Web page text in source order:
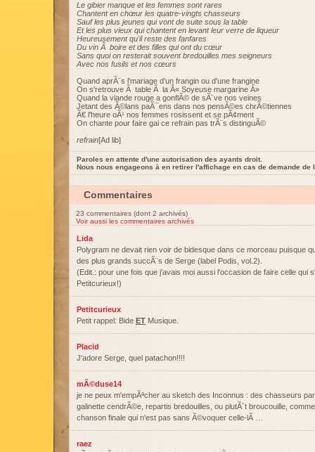
Le gibier manque et les femmes sont rares
Chantent en chœur les quatre-vingts chasseurs
Sauf les plus jeunes qui vont de suite sous la table
Et les plus vieux qui chantent en levant leur verre de liqueur
Heureusement qu'il reste des fanfares
Du vin Ã boire et des filles qui ont du cœur
Sans quoi on resterait souvent bredouilles mes seigneurs
Avec nos fusils et nos cœurs
Quand aprÃ¨s l'mariage d'un frangin ou d'une frangine
On s'retrouve Ã table Ã la Â« Soyeuse margarine Â»
Quand la viande rouge a gonflÃ© de sÃ¨ve nos veines
Jetant des Ã©lans paÃ¯ens dans nos pensÃ©es chrÃ©tiennes
Ã€ l'heure oÃ¹ nos femmes rosissent et se pÃ¢ment
On chante pour faire gai ce refrain pas trÃ¨s distinguÃ©
refrain[Ad lib]
Paroles en attente d'une autorisation des ayants droit.
Nous nous engageons à en retirer l'affichage en cas de demande de
Commentaires
23 commentaires (dont 2 archivés)
Voir aussi les commentaires archivés
Lida
Polygram ne devait rien voir de bidesque dans ce morceau puisque
des plus grands succÃ¨s de Serge (label Podis, vol.2).
(Edit.: pour une fois que j'avais moi aussi l'occasion de faire celle qui
Petitcurieux!)
Petitcurieux
Petit rappel: Bide ET Musique.
Placid
J'adore Serge, quel patachon!!!!
mÃ©duse14
je ne peux m'empÃªcher au sketch des Inconnus : des chasseurs
galinette cendrÃ©e, repartis bredouilles, ou plutÃ´t broucouille,
chanson finale qui n'est pas sans Ã©voquer celle-lÃ …
raez